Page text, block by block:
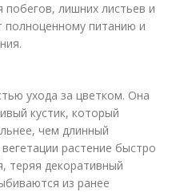
побегов, лишних листьев и
питанию и
ухода за цветком. Она
кустик, который
чем длинный
растение быстро
теряя декоративный
из ранее